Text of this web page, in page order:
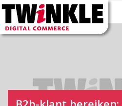
Twinkle
Digital
Commerce
Hoofdmenu